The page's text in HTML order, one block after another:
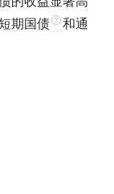
期国债
和通